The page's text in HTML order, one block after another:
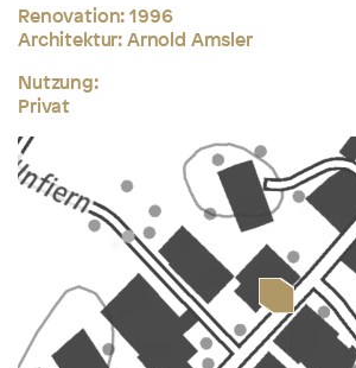
Renovation: 1996
Architektur: Arnold Amsler
Nutzung:
Privat